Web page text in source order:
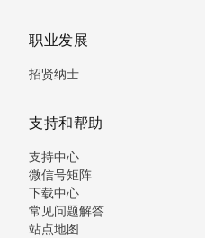
职业发展
招贤纳士
支持和帮助
支持中心
微信号矩阵
下载中心
常见问题解答
站点地图